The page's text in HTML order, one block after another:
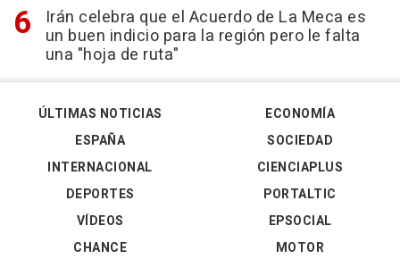
Irán celebra que el Acuerdo de La Meca es
un buen indicio para la región pero le falta
una "hoja de ruta"
ÚLTIMAS NOTICIAS
ESPAÑA
INTERNACIONAL
DEPORTES
VÍDEOS
ECONOMÍA
SOCIEDAD
CIENCIAPLUS
PORTALTIC
EPSOCIAL
CHANCE
MOTOR